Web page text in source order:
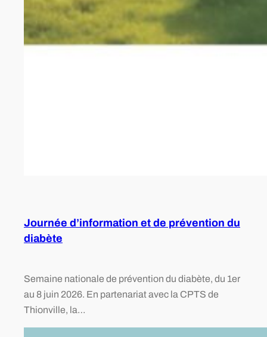
Journée d’information et de prévention du
diabète
Semaine nationale de prévention du diabète, du 1er
au 8 juin 2026. En partenariat avec la CPTS de
Thionville, la…